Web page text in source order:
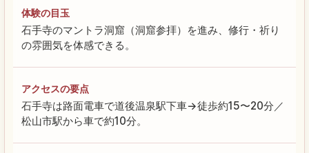
体験の目玉
石手寺のマントラ洞窟（洞窟参拝）を進み、修行・祈り
の雰囲気を体感できる。
アクセスの要点
石手寺は路面電車で道後温泉駅下車→徒歩約15〜20分／
松山市駅から車で約10分。